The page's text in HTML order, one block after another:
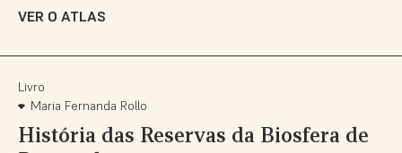
VER O ATLAS
Livro
Maria Fernanda Rollo
História das Reservas da Biosfera de